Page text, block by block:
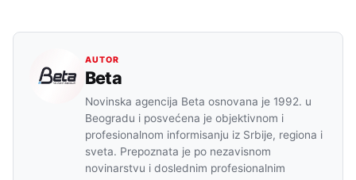
AUTOR
Beta
Novinska agencija Beta osnovana je 1992. u
Beogradu i posvećena je objektivnom i
profesionalnom informisanju iz Srbije, regiona i
sveta. Prepoznata je po nezavisnom
novinarstvu i doslednim profesionalnim